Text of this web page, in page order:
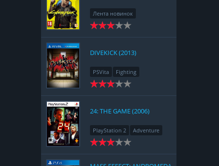
Лента новинок
PlayStation 4
DIVEKICK (2013)
PSVita Fighting
24: THE GAME (2006)
PlayStation 2 Adventure